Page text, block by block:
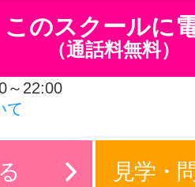
グッドスク
このスクールに
（通話料無料）
～22:00
て
見学・